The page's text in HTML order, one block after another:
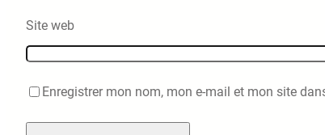
Site web
Enregistrer mon nom, mon e-mail et mon site